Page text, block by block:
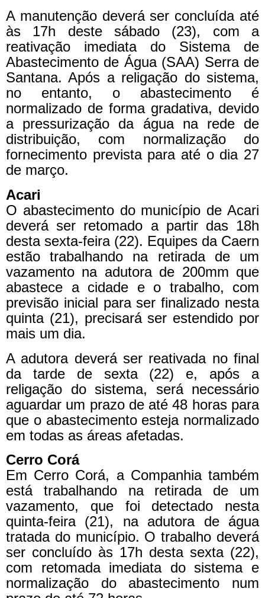
A manutenção deverá ser concluída até
às 17h deste sábado (23), com a
reativação imediata do Sistema de
Abastecimento de Água (SAA) Serra de
Santana. Após a religação do sistema,
no entanto, o abastecimento é
normalizado de forma gradativa, devido
a pressurização da água na rede de
distribuição, com normalização do
fornecimento prevista para até o dia 27
de março.
Acari
O abastecimento do município de Acari
deverá ser retomado a partir das 18h
desta sexta-feira (22). Equipes da Caern
estão trabalhando na retirada de um
vazamento na adutora de 200mm que
abastece a cidade e o trabalho, com
previsão inicial para ser finalizado nesta
quinta (21), precisará ser estendido por
mais um dia.
A adutora deverá ser reativada no final
da tarde de sexta (22) e, após a
religação do sistema, será necessário
aguardar um prazo de até 48 horas para
que o abastecimento esteja normalizado
em todas as áreas afetadas.
Cerro Corá
Em Cerro Corá, a Companhia também
está trabalhando na retirada de um
vazamento, que foi detectado nesta
quinta-feira (21), na adutora de água
tratada do município. O trabalho deverá
ser concluído às 17h desta sexta (22),
com retomada imediata do sistema e
normalização do abastecimento num